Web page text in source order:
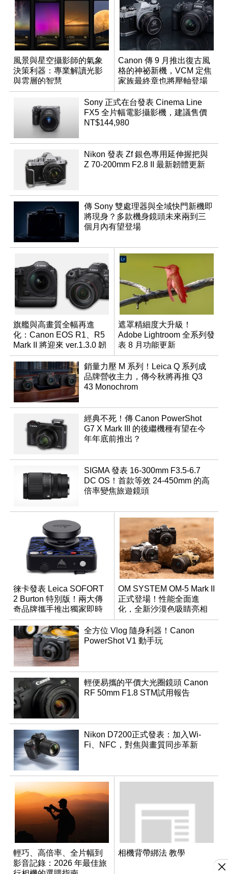
風景與星空攝影師的氣象
決策利器：專業解讀光影
與雲層的智慧
App「Atmos」登場
Canon 傳 9 月推出復古風
格的神祕新機，VCM 定焦
家族最終章也將壓軸登場
Sony 正式在台發表 Cinema Line
FX5 全片幅電影攝影機，建議售價
NT$144,980
Nikon 發表 Zf 銀色專用延伸握把與
Z 70-200mm F2.8 II 最新韌體更新
傳 Sony 雙處理器與全域快門新機即
將現身？多款機身鏡頭未來兩到三
個月內有望登場
旗艦與高畫質全幅再進
化：Canon EOS R1、R5
Mark II 將迎來 ver.1.3.0 韌
體更新
遮罩精細度大升級！
Adobe Lightroom 全系列發
表 8 月功能更新
銷量力壓 M 系列！Leica Q 系列成
品牌營收主力，傳今秋將再推 Q3
43 Monochrom
經典不死！傳 Canon PowerShot
G7 X Mark III 的後繼機種有望在今
年年底前推出？
SIGMA 發表 16-300mm F3.5-6.7
DC OS！首款等效 24-450mm 的高
倍率變焦旅遊鏡頭
徠卡發表 Leica SOFORT
2 Burton 特別版！兩大傳
奇品牌攜手推出獨家即時
成像相機
OM SYSTEM OM-5 Mark II
正式登場！性能全面進
化，全新沙漠色吸睛亮相
全方位 Vlog 隨身利器！Canon
PowerShot V1 動手玩
輕便易攜的平價大光圈鏡頭 Canon
RF 50mm F1.8 STM試用報告
Nikon D7200正式發表：加入Wi-
Fi、NFC，對焦與畫質同步革新
輕巧、高倍率、全片幅到
影音記錄：2026 年最佳旅
相機背帶綁法 教學